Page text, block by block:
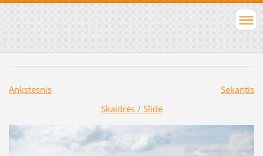
Ankstesnis
Sekantis
Skaidrės / Slide